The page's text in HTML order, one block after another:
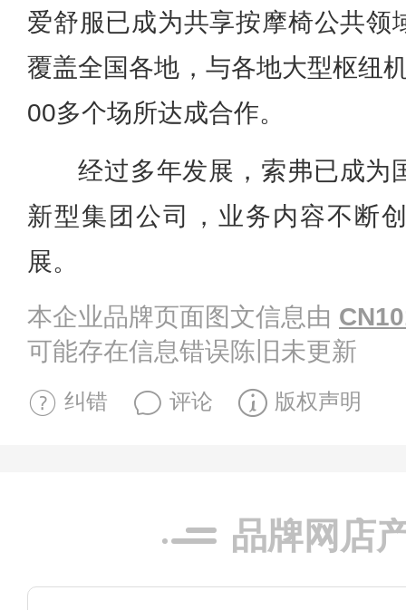
爱舒服已成为共享按摩椅公共领
覆盖全国各地，与各地大型枢纽
00多个场所达成合作。
经过多年发展，索弗已成为
新型集团公司，业务内容不断
展。
本企业品牌页面图文信息由
可能存在信息错误陈旧未更新
纠错 评论 版权声明
品牌网店